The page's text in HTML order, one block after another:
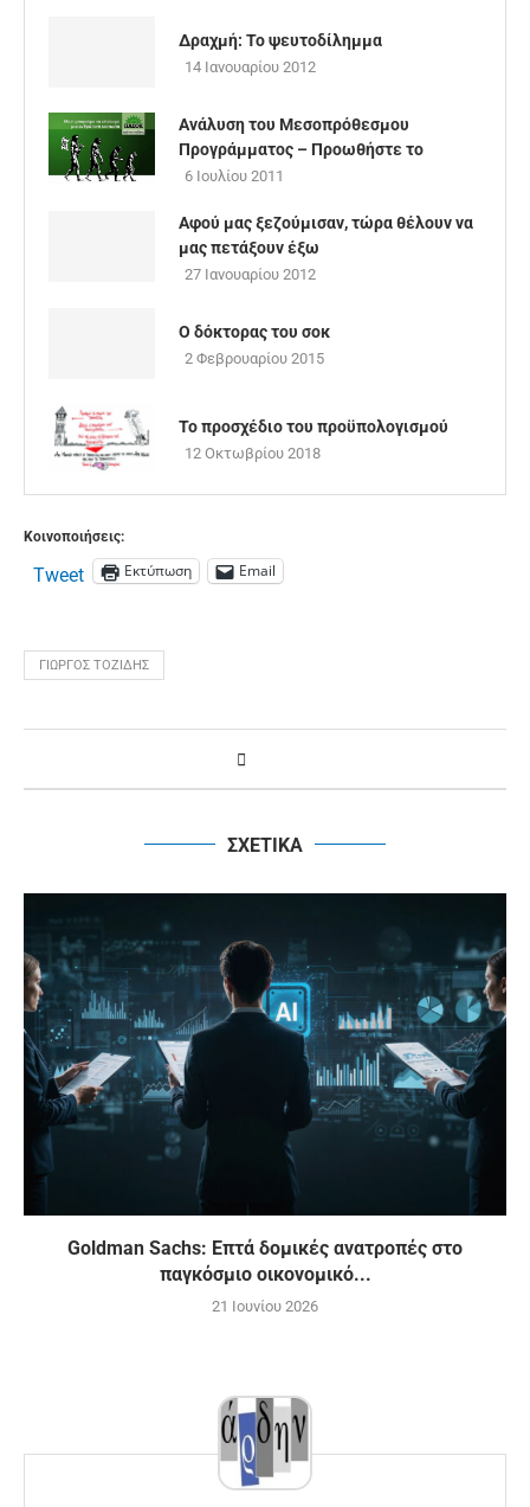
Δραχμή: Το ψευτοδίλημμα
14 Ιανουαρίου 2012
Ανάλυση του Μεσοπρόθεσμου
Προγράμματος – Προωθήστε το
6 Ιουλίου 2011
Αφού μας ξεζούμισαν, τώρα θέλουν να
μας πετάξουν έξω
27 Ιανουαρίου 2012
Ο δόκτορας του σοκ
2 Φεβρουαρίου 2015
Το προσχέδιο του προϋπολογισμού
12 Οκτωβρίου 2018
Κοινοποιήσεις:
Tweet Εκτύπωση Email
ΓΙΏΡΓΟΣ ΤΟΖΊΔΗΣ
ΣΧΕΤΙΚΑ
Goldman Sachs: Επτά δομικές ανατροπές στο
παγκόσμιο οικονομικό...
21 Ιουνίου 2026